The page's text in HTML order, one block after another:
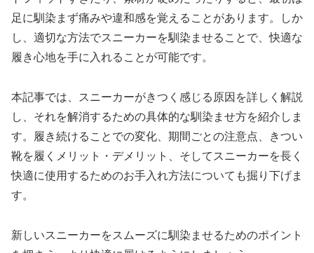
足に馴染まず痛みや違和感を覚えることがあります。しか
し、適切な方法でスニーカーを馴染ませることで、快適な
履き心地を手に入れることが可能です。
本記事では、スニーカーがきつく感じる原因を詳しく解説
し、それを解消するための具体的な馴染ませ方を紹介しま
す。履き続けることでの変化、期間ごとの注意点、きつい
靴を履くメリット・デメリット、そしてスニーカーを長く
快適に使用するためのお手入れ方法についても掘り下げま
す。
新しいスニーカーをスムーズに馴染ませるためのポイント